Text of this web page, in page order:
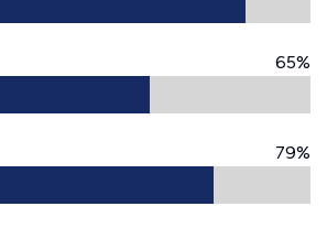
65%
79%